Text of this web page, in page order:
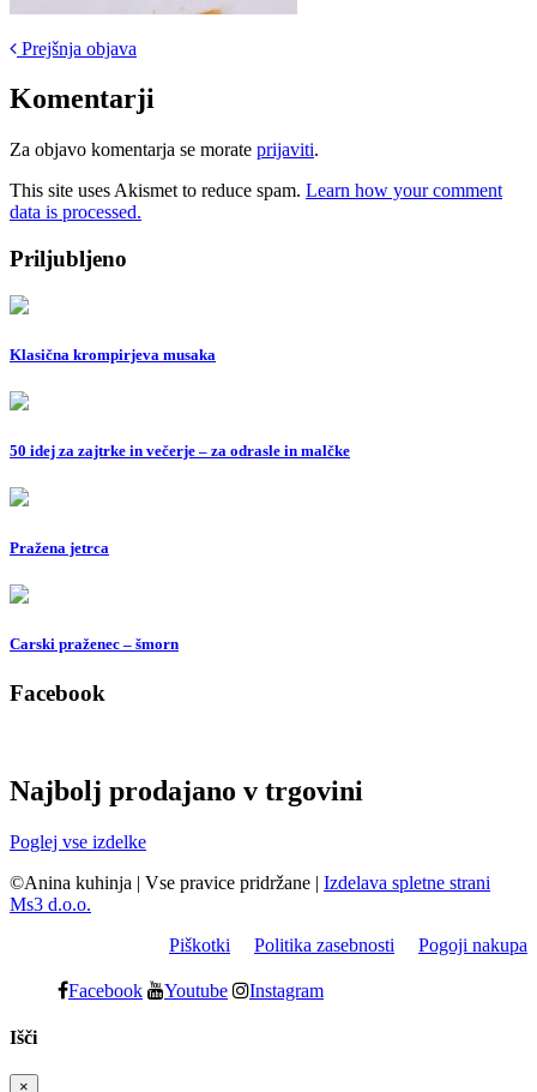
Post
navigation
Prejšnja objava
Komentarji
Za objavo komentarja se morate prijaviti.
This site uses Akismet to reduce spam. Learn how your comment
data is processed.
Priljubljeno
Klasična krompirjeva musaka
50 idej za zajtrke in večerje – za odrasle in malčke
Pražena jetrca
Carski praženec – šmorn
Facebook
Najbolj prodajano v trgovini
Poglej vse izdelke
©Anina kuhinja | Vse pravice pridržane | Izdelava spletne strani
Ms3 d.o.o.
Piškotki
Politika zasebnosti Pogoji nakupa
Facebook Youtube Instagram
Išči
×